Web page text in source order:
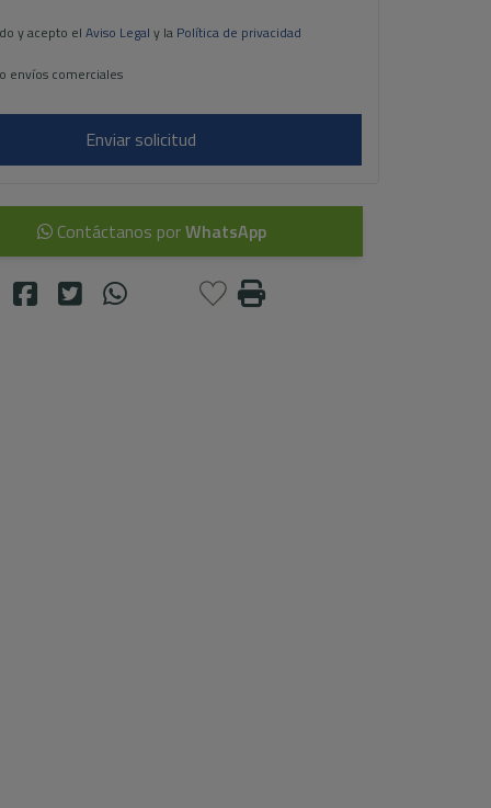
y acepto el Aviso Legal y la Política de privacidad
envíos comerciales
Enviar solicitud
Contáctanos porWhatsApp